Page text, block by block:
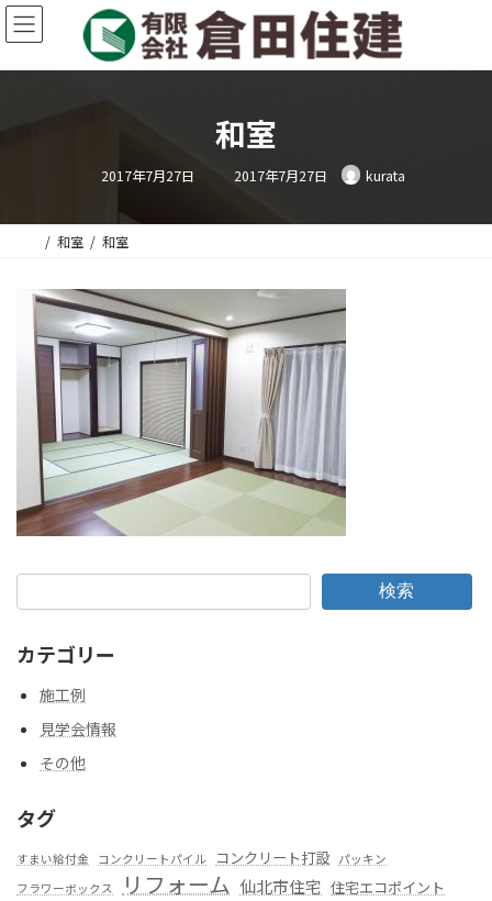
コ
ン
ン
ナ
ビ
ー
和室
2017年7月27日 最
終
日
2017年7月27日 kurata
和室 和室
検索
カテゴリー
施工例
見学会情報
その他
タグ
すまい給付金 コンクリートパイル コンクリート打設 パッキン
フラワーボックス
リフォーム 仙北市住宅 住宅エコポイント